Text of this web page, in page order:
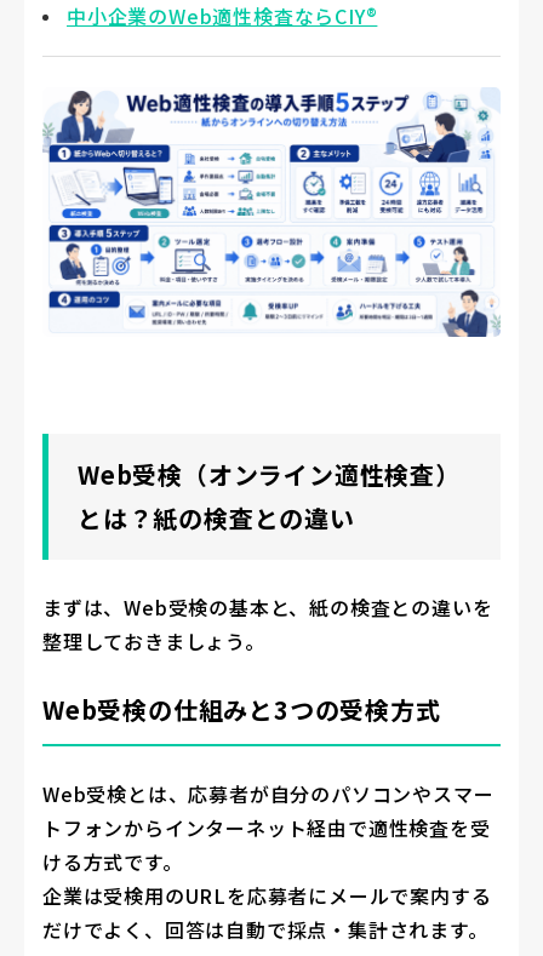
中小企業のWeb適性検査ならCIY®
Web受検（オンライン適性検査）
とは？紙の検査との違い
まずは、Web受検の基本と、紙の検査との違いを
整理しておきましょう。
Web受検の仕組みと3つの受検方式
Web受検とは、応募者が自分のパソコンやスマー
トフォンからインターネット経由で適性検査を受
ける方式です。
企業は受検用のURLを応募者にメールで案内する
だけでよく、回答は自動で採点・集計されます。